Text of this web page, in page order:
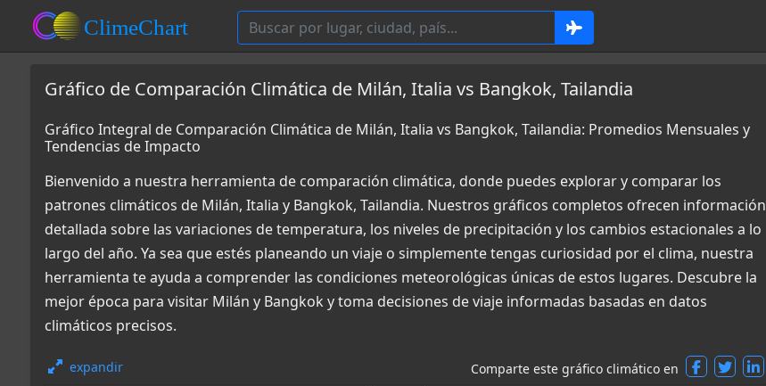
Gráfico de Comparación Climática de Milán, Italia vs Bangkok, Tailandia
Gráfico Integral de Comparación Climática de Milán, Italia vs Bangkok, Tailandia: Promedios Mensuales y
Tendencias de Impacto
Bienvenido a nuestra herramienta de comparación climática, donde puedes explorar y comparar los
patrones climáticos de Milán, Italia y Bangkok, Tailandia. Nuestros gráficos completos ofrecen información
detallada sobre las variaciones de temperatura, los niveles de precipitación y los cambios estacionales a lo
largo del año. Ya sea que estés planeando un viaje o simplemente tengas curiosidad por el clima, nuestra
herramienta te ayuda a comprender las condiciones meteorológicas únicas de estos lugares. Descubre la
mejor época para visitar Milán y Bangkok y toma decisiones de viaje informadas basadas en datos
climáticos precisos.
expandir Comparte este gráfico climático en